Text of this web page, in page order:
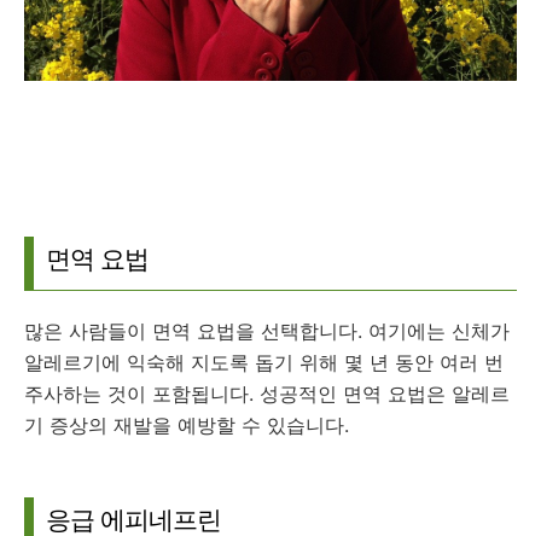
면역 요법
많은 사람들이 면역 요법을 선택합니다. 여기에는 신체가
알레르기에 익숙해 지도록 돕기 위해 몇 년 동안 여러 번
주사하는 것이 포함됩니다. 성공적인 면역 요법은 알레르
기 증상의 재발을 예방할 수 있습니다.
응급 에피네프린